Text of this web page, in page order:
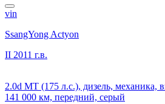
vin
SsangYong Actyon
II 2011 г.в.
2.0d MT (175 л.с.), дизель, механика,
141 000 км, передний, серый